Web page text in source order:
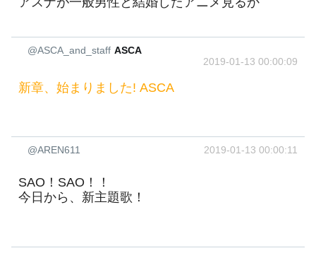
@ASCA_and_staff ASCA
2019-01-13 00:00:09
新章、始まりました! ASCA
@AREN611 2019-01-13 00:00:11
SAO！SAO！！
今日から、新主題歌！